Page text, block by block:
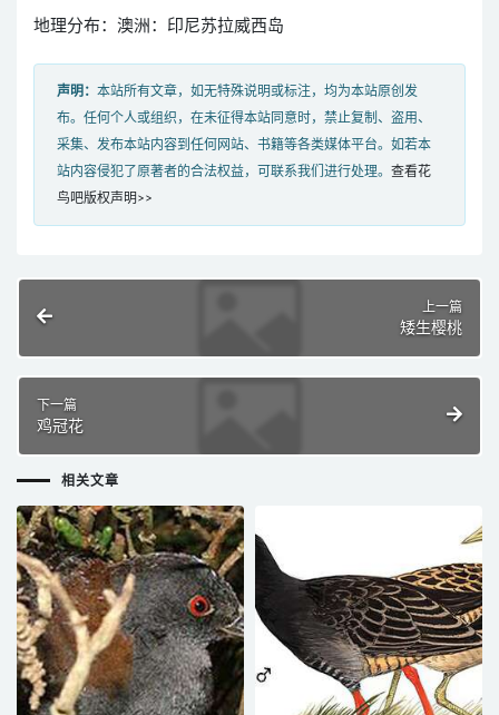
地理分布：澳洲：印尼苏拉威西岛
声明： 本站所有文章，如无特殊说明或标注，均为本站原创发
布。任何个人或组织，在未征得本站同意时，禁止复制、盗用、
采集、发布本站内容到任何网站、书籍等各类媒体平台。如若本
站内容侵犯了原著者的合法权益，可联系我们进行处理。 查看花
鸟吧版权声明>>
上一篇
矮生樱桃
下一篇
鸡冠花
相关文章